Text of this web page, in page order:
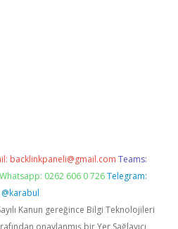
backlinkpaneli@gmail.com Teams:
Whatsapp: 0262 606 0 726 Telegram:
@karabul
Kanun gereğince Bilgi Teknolojileri
onaylanmış bir Yer Sağlayıcı